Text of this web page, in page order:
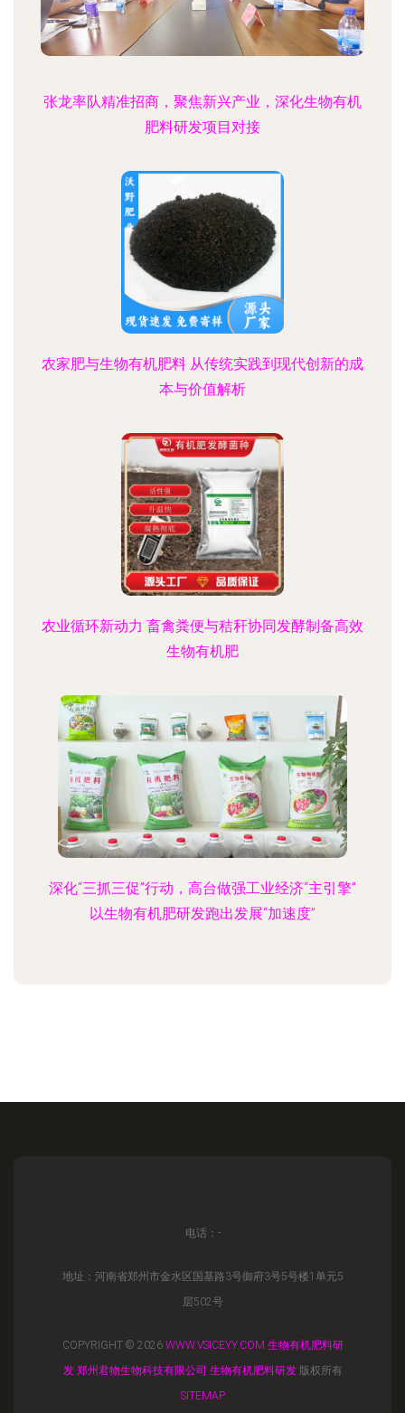
张龙率队精准招商，聚焦新兴产业，深化生物有机
肥料研发项目对接
农家肥与生物有机肥料 从传统实践到现代创新的成
本与价值解析
农业循环新动力 畜禽粪便与秸秆协同发酵制备高效
生物有机肥
深化“三抓三促”行动，高台做强工业经济“主引擎”
以生物有机肥研发跑出发展“加速度”
电话：-
地址：河南省郑州市金水区国基路3号御府3号5号楼1单元5
层502号
COPYRIGHT © 2026 WWW.VSICEYY.COM 生物有机肥料研
发 郑州君物生物科技有限公司 生物有机肥料研发版权所有
SITEMAP